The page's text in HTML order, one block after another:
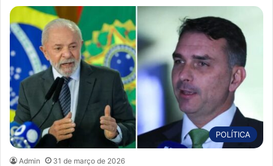
POLÍTICA
Admin 31 de março de 2026